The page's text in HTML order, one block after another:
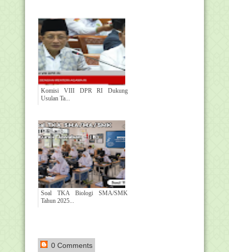
Komisi VIII DPR RI Dukung
Usulan Ta...
Soal TKA Biologi SMA/SMK
Tahun 2025...
0 Comments